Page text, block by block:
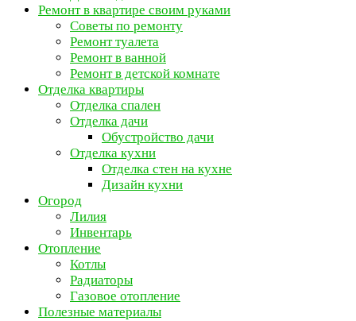
Ремонт в квартире своим руками
Советы по ремонту
Ремонт туалета
Ремонт в ванной
Ремонт в детской комнате
Отделка квартиры
Отделка спален
Отделка дачи
Обустройство дачи
Отделка кухни
Отделка стен на кухне
Дизайн кухни
Огород
Лилия
Инвентарь
Отопление
Котлы
Радиаторы
Газовое отопление
Полезные материалы